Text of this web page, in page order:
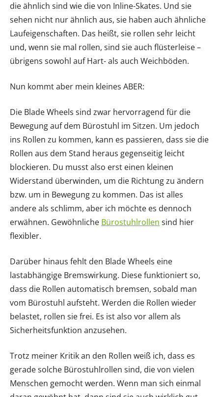
die ähnlich sind wie die von Inline-Skates. Und sie
sehen nicht nur ähnlich aus, sie haben auch ähnliche
Laufeigenschaften. Das heißt, sie rollen sehr leicht
und, wenn sie mal rollen, sind sie auch flüsterleise –
übrigens sowohl auf Hart- als auch Weichböden.
Nun kommt aber mein kleines ABER:
Die Blade Wheels sind zwar hervorragend für die
Bewegung auf dem Bürostuhl im Sitzen. Um jedoch
ins Rollen zu kommen, kann es passieren, dass sie die
Rollen aus dem Stand heraus gegenseitig leicht
blockieren. Du musst also erst einen kleinen
Widerstand überwinden, um die Richtung zu ändern
bzw. um in Bewegung zu kommen. Das ist alles
andere als schlimm, aber ich möchte es dennoch
erwähnen. Gewöhnliche Bürostuhlrollen sind hier
flexibler.
Darüber hinaus fehlt den Blade Wheels eine
lastabhängige Bremswirkung. Diese funktioniert so,
dass die Rollen automatisch bremsen, sobald man
vom Bürostuhl aufsteht. Werden die Rollen wieder
belastet, rollen sie frei. Es ist also vor allem als
Sicherheitsfunktion anzusehen.
Trotz meiner Kritik an den Rollen weiß ich, dass es
gerade solche Bürostuhlrollen sind, die von vielen
Menschen gemocht werden. Wenn man sich einmal